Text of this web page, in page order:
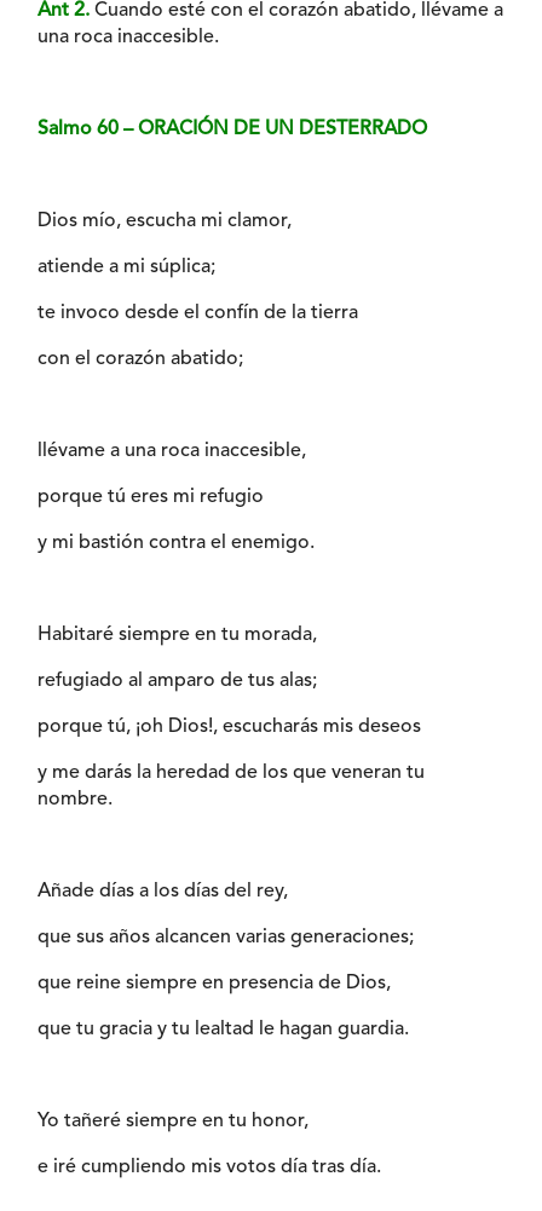
Ant 2. Cuando esté con el corazón abatido, llévame a
una roca inaccesible.
Salmo 60 – ORACIÓN DE UN DESTERRADO
Dios mío, escucha mi clamor,
atiende a mi súplica;
te invoco desde el confín de la tierra
con el corazón abatido;
llévame a una roca inaccesible,
porque tú eres mi refugio
y mi bastión contra el enemigo.
Habitaré siempre en tu morada,
refugiado al amparo de tus alas;
porque tú, ¡oh Dios!, escucharás mis deseos
y me darás la heredad de los que veneran tu
nombre.
Añade días a los días del rey,
que sus años alcancen varias generaciones;
que reine siempre en presencia de Dios,
que tu gracia y tu lealtad le hagan guardia.
Yo tañeré siempre en tu honor,
e iré cumpliendo mis votos día tras día.